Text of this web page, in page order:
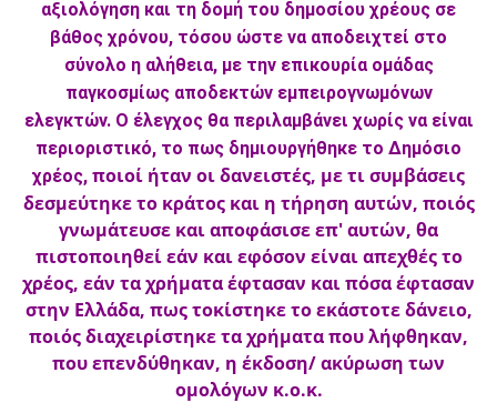
αξιολόγηση και τη δομή του δημοσίου χρέους σε
βάθος χρόνου, τόσου ώστε να αποδειχτεί στο
σύνολο η αλήθεια, με την επικουρία ομάδας
παγκοσμίως αποδεκτών εμπειρογνωμόνων
ελεγκτών. Ο έλεγχος θα περιλαμβάνει χωρίς να είναι
περιοριστικό, το πως δημιουργήθηκε το Δημόσιο
χρέος, ποιοί ήταν οι δανειστές, με τι συμβάσεις
δεσμεύτηκε το κράτος και η τήρηση αυτών, ποιός
γνωμάτευσε και αποφάσισε επ' αυτών, θα
πιστοποιηθεί εάν και εφόσον είναι απεχθές το
χρέος, εάν τα χρήματα έφτασαν και πόσα έφτασαν
στην Ελλάδα, πως τοκίστηκε το εκάστοτε δάνειο,
ποιός διαχειρίστηκε τα χρήματα που λήφθηκαν,
που επενδύθηκαν, η έκδοση/ ακύρωση των
ομολόγων κ.ο.κ.